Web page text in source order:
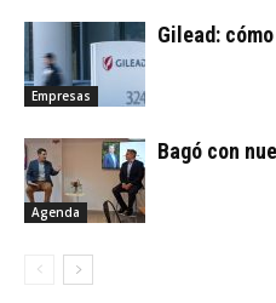
Empresas
Gilead:
Agenda
Bagó con